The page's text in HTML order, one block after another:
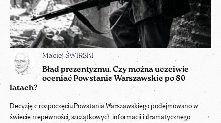
Maciej ŚWIRSKI
Błąd prezentyzmu. Czy można uczciwie
oceniać Powstanie Warszawskie po 80
latach?
Decyzję o rozpoczęciu Powstania Warszawskiego podejmowano w
świecie niepewności, szczątkowych informacji i dramatycznego